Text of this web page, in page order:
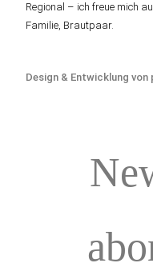
Regional – ich freue mich
Familie, Brautpaar.
Design & Entwicklung von